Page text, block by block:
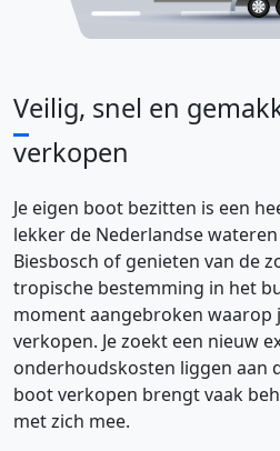
Veilig, snel en
verkopen
Je eigen boot bezitten is een
lekker de Nederlandse
Biesbosch of genieten van de
tropische bestemming in het
moment aangebroken waarop
verkopen. Je zoekt een nieuw
onderhoudskosten liggen aan
boot verkopen brengt vaak
met zich mee.